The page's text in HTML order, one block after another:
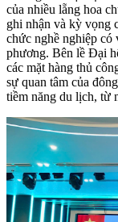
của nhiều lẵng hoa
ghi nhận và kỳ vọng
chức nghề nghiệp có
phương. Bên lề Đại
các mặt hàng thủ
sự quan tâm của
tiềm năng du lịch, từ